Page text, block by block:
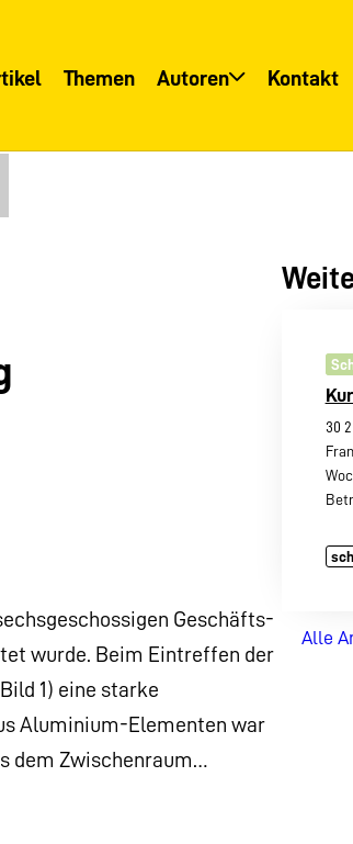
Themen Autoren Kontakt
Geschäfts-
wurde. Beim Eintreffen der
1) eine starke
Aluminium-Elementen war
dem Zwischenraum…
30
Alle